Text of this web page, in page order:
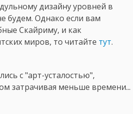
дизайну уровней в
будем. Однако если вам
Скайриму, и как
миров, то читайте тут.
с "арт-усталостью",
затрачивая меньше времени...